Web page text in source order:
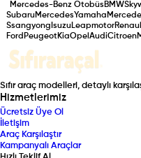
Mercedes-Benz Otobüs BMW
SubaruMercedesYamaha
Ssangyong IsuzuLeapmotor
Ford PeugeotKiaOpel AudiCitroen
Sıfır araç modelleri, detaylı
Hizmetlerimiz
Ücretsiz Üye Ol
İletişim
Araç Karşılaştır
Kampanyalı Araçlar